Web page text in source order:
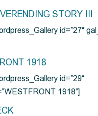
STORY III
id=”27″
1918
id=”29″
1918″]